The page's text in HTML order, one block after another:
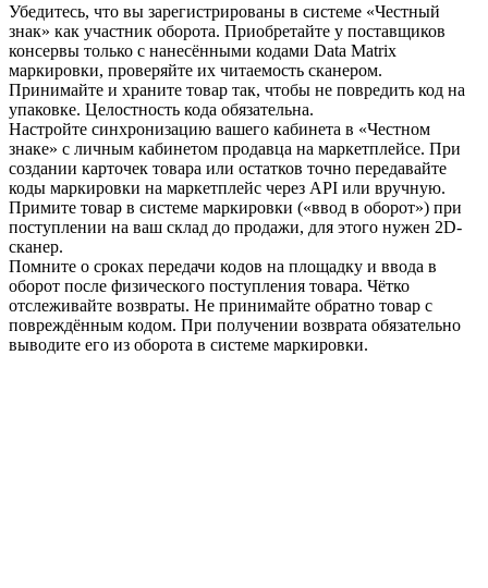
Убедитесь, что вы зарегистрированы в системе «Честный
знак» как участник оборота. Приобретайте у поставщиков
консервы только с нанесёнными кодами Data Matrix
маркировки, проверяйте их читаемость сканером.
Принимайте и храните товар так, чтобы не повредить код на
упаковке. Целостность кода обязательна.
Настройте синхронизацию вашего кабинета в «Честном
знаке» с личным кабинетом продавца на маркетплейсе. При
создании карточек товара или остатков точно передавайте
коды маркировки на маркетплейс через API или вручную.
Примите товар в системе маркировки («ввод в оборот») при
поступлении на ваш склад до продажи, для этого нужен 2D-
сканер.
Помните о сроках передачи кодов на площадку и ввода в
оборот после физического поступления товара. Чётко
отслеживайте возвраты. Не принимайте обратно товар с
повреждённым кодом. При получении возврата обязательно
выводите его из оборота в системе маркировки.